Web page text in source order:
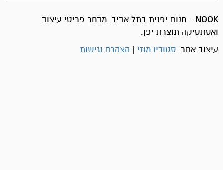
NOOK - חנות יפנית בתל אביב. מבחר פריטי עיצוב
ואסתטיקה תוצרת יפן.
עיצוב אתר: סטודיו מוזי | הצהרת נגישות